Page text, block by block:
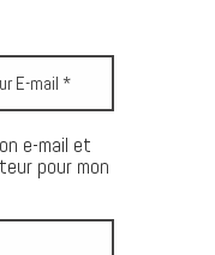
e-mail et
pour mon